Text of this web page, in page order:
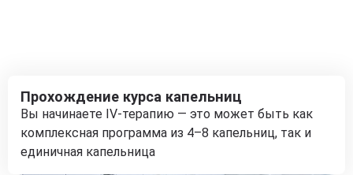
Прохождение курса капельниц
Вы начинаете IV-терапию — это может быть как
комплексная программа из 4–8 капельниц, так и
единичная капельница